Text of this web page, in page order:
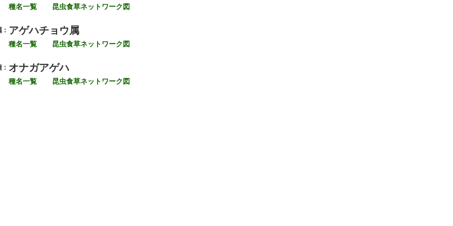
種名一覧 昆虫食草ネットワーク図
: アゲハチョウ属
種名一覧 昆虫食草ネットワーク図
: オナガアゲハ
種名一覧 昆虫食草ネットワーク図